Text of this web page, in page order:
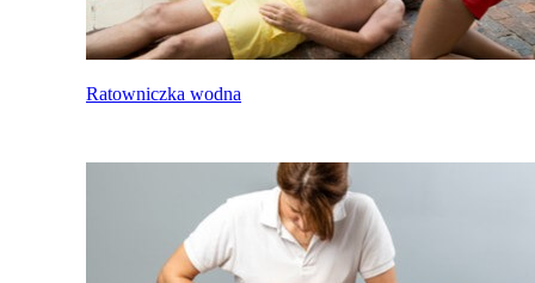
Ratowniczka wodna